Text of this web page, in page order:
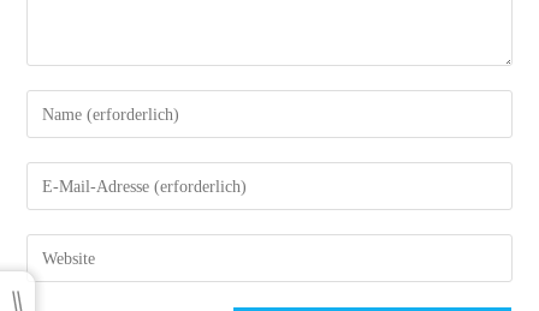
Gib
deinen
Namen
oder
zum
Kommentieren
Gib
deine
E-
Mail-
Gib
deine